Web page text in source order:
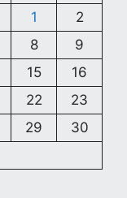
1
2
8
9
15
16
22
23
29
30